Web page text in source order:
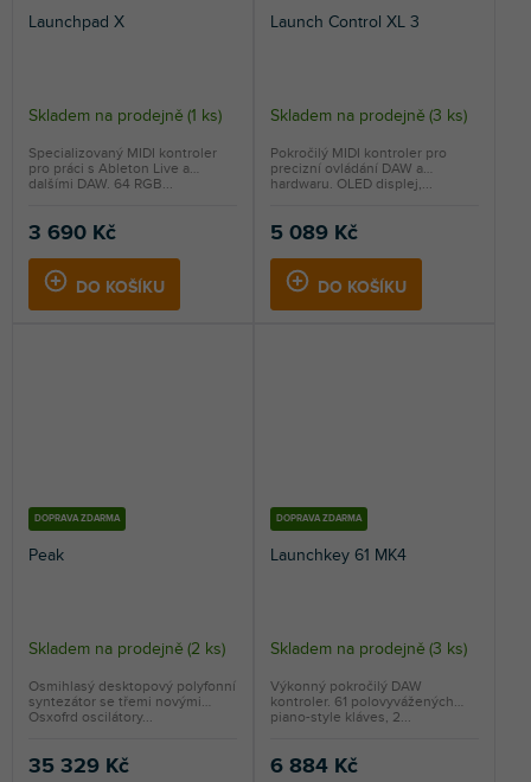
Launchpad X
Skladem na prodejně (1 ks)
3 690 Kč
DO KOŠÍKU
Specializovaný MIDI kontroler
pro práci s Ableton Live a
dalšími DAW. 64 RGB...
Launch Control XL 3
Skladem na prodejně (3 ks)
5 089 Kč
DO KOŠÍKU
Pokročilý MIDI kontroler pro
precizní ovládání DAW a
hardwaru. OLED displej,...
DOPRAVA ZDARMA
Peak
Skladem na prodejně (2 ks)
35 329 Kč
Osmihlasý desktopový polyfonní
syntezátor se třemi novými
Osxofrd oscilátory...
DOPRAVA ZDARMA
Launchkey 61 MK4
Skladem na prodejně (3 ks)
6 884 Kč
Výkonný pokročilý DAW
kontroler. 61 polovyvážených
piano-style kláves, 2...